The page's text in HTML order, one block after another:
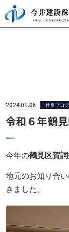
施工実績
ニュース
お知らせ
CSR活動
ニュース発刊
2024.01.06 社長ブログ
令和６年鶴
今年の鶴見区賀
地元のお知り合
きました。